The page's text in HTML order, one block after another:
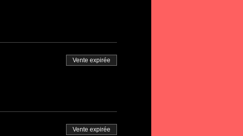
Vente expirée
Vente expirée